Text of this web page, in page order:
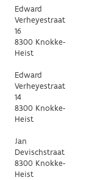
Edward
Verheyestraat
16
8300 Knokke-
Heist
Edward
Verheyestraat
14
8300 Knokke-
Heist
Jan
Devischstraat
8300 Knokke-
Heist